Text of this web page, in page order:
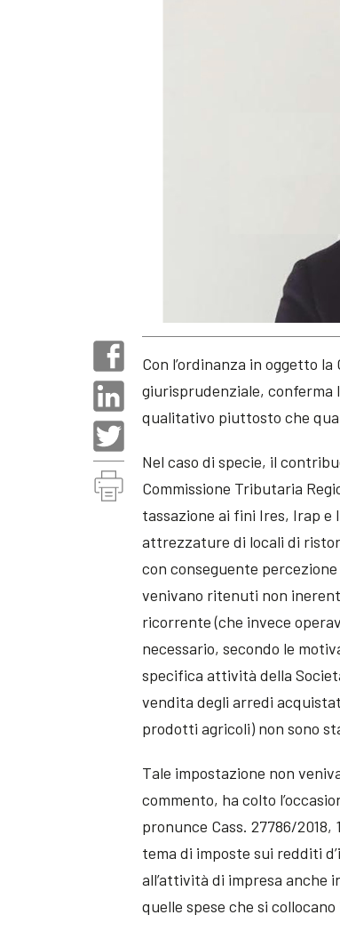
Con l’ordinanza in oggetto
giurisprudenziale,
qualitativo piuttosto che
Nel caso di specie, il
Commissione Tributaria
tassazione ai fini Ires, Irap e
attrezzature di locali di
con conseguente
venivano ritenuti non
ricorrente (che invece
necessario, secondo le
specifica attività della
vendita degli arredi
prodotti agricoli) non sono
Tale impostazione non
commento, ha colto
pronunce Cass. 27786/
tema di imposte sui redditi
all’attività di impresa anche
quelle spese che si